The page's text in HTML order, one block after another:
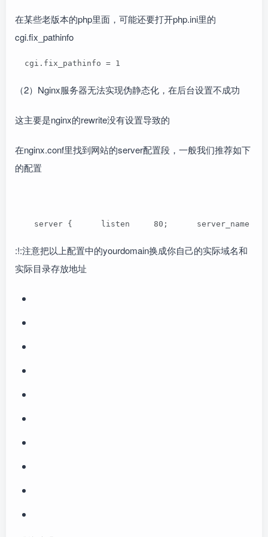
在某些老版本的php里面，可能还要打开php.ini里的
cgi.fix_pathinfo
  cgi.fix_pathinfo = 1
（2）Nginx服务器无法实现伪静态化，在后台设置不成功
这主要是nginx的rewrite没有设置导致的
在nginx.conf里找到网站的server配置段，一般我们推荐如下
的配置
server {      listen     80;      server_name
:!:注意把以上配置中的yourdomain换成你自己的实际域名和
实际目录存放地址